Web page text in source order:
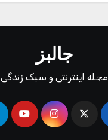
جالبز
مجله اینترنتی و سبک زندگی